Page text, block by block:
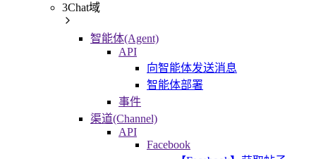
3Chat域
智能体(Agent)
API
向智能体发送消息
智能体部署
事件
渠道(Channel)
API
Facebook